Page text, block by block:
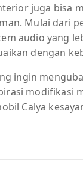
juga bisa
Mulai dari
audio yang
dengan
ingin
modifikasi
Calya